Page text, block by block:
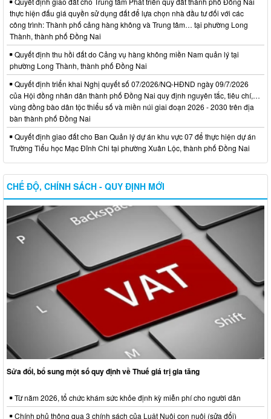
thực hiện đấu giá quyền sử dụng đất để lựa chọn nhà đầu tư đối với các
công trình: Thành phố cảng hàng không và Trung tâm… tại phường Long
Thành, thành phố Đồng Nai
Quyết định thu hồi đất do Cảng vụ hàng không miền Nam quản lý tại
phường Long Thành, thành phố Đồng Nai
Quyết định triển khai Nghị quyết số 07/2026/NQ-HĐND ngày 09/7/2026
của Hội đồng nhân dân thành phố Đồng Nai quy định nguyên tắc, tiêu chí,…
vùng đồng bào dân tộc thiểu số và miền núi giai đoạn 2026 - 2030 trên địa
bàn thành phố Đồng Nai
Quyết định giao đất cho Ban Quản lý dự án khu vực 07 để thực hiện dự án
Trường Tiểu học Mạc Đĩnh Chi tại phường Xuân Lộc, thành phố Đồng Nai
CHẾ ĐỘ, CHÍNH SÁCH - QUY ĐỊNH MỚI
Sửa đổi, bổ sung một số quy định về Thuế giá trị gia tăng
Từ năm 2026, tổ chức khám sức khỏe định kỳ miễn phí cho người dân
Chính phủ thông qua 3 chính sách của Luật Nuôi con nuôi (sửa đổi)